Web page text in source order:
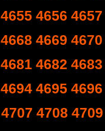
4655 4656 4657
4668 4669 4670
4681 4682 4683
4694 4695 4696
4707 4708 4709